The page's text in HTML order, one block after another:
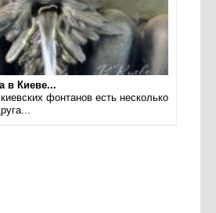
в Киеве...
фонтанов есть несколько